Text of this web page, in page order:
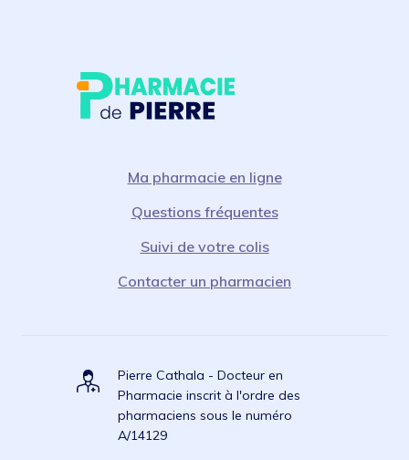
Ma pharmacie en ligne
Questions fréquentes
Suivi de votre colis
Contacter un pharmacien
Pierre Cathala - Docteur en
Pharmacie inscrit à l'ordre des
pharmaciens sous le numéro
A/14129